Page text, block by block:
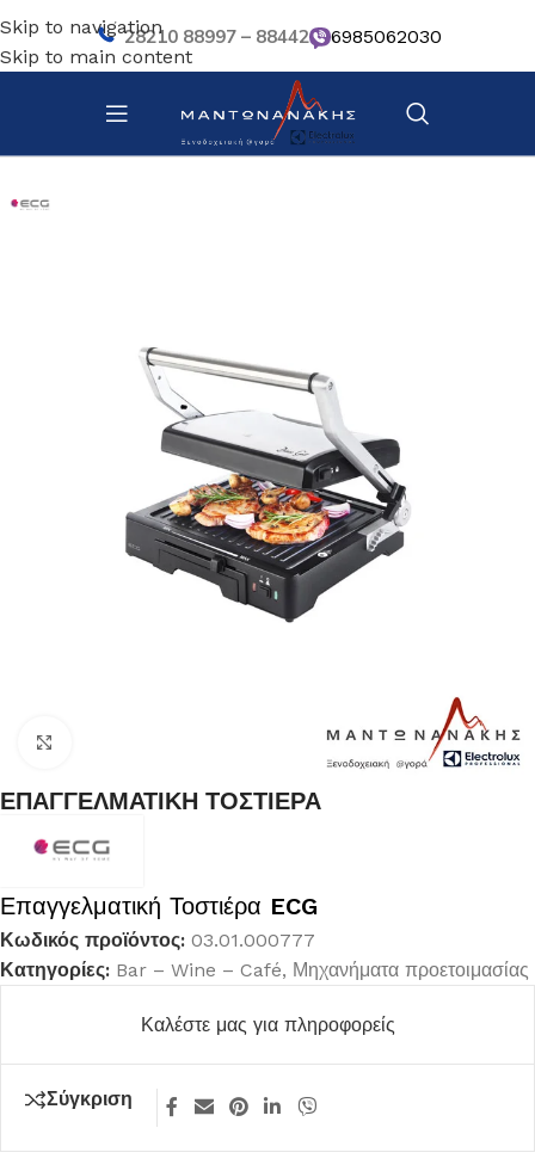
Skip to navigation
Skip to main content
28210 88997 – 88442 6985062030
Αρχική σελίδα/ Bar – Wine – Café
ΕΠΑΓΓΕΛΜΑΤΙΚΗ ΤΟΣΤΙΕΡΑ
Επαγγελματική Τοστιέρα ECG
Κωδικός προϊόντος: 03.01.000777
Κατηγορίες: Bar – Wine – Café, Μηχανήματα προετοιμασίας
Καλέστε μας για πληροφορείς
Σύγκριση